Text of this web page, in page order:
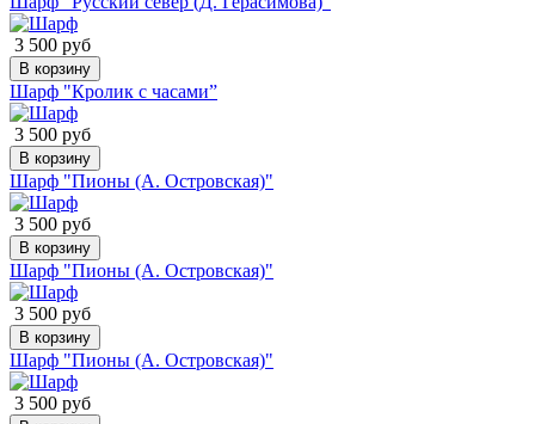
3 500 руб
В корзину
Шарф "Кролик с часами”
3 500 руб
В корзину
Шарф "Пионы (А. Островская)"
3 500 руб
В корзину
Шарф "Пионы (А. Островская)"
3 500 руб
В корзину
Шарф "Пионы (А. Островская)"
3 500 руб